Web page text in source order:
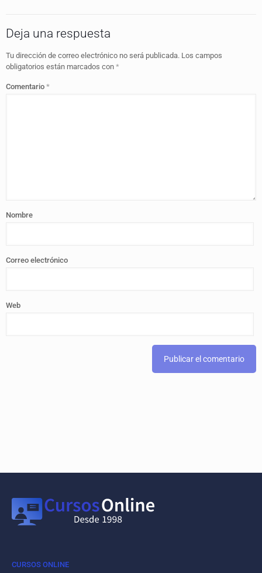
Deja una respuesta
Tu dirección de correo electrónico no será publicada. Los campos
obligatorios están marcados con *
Comentario *
Nombre
Correo electrónico
Web
CURSOS ONLINE